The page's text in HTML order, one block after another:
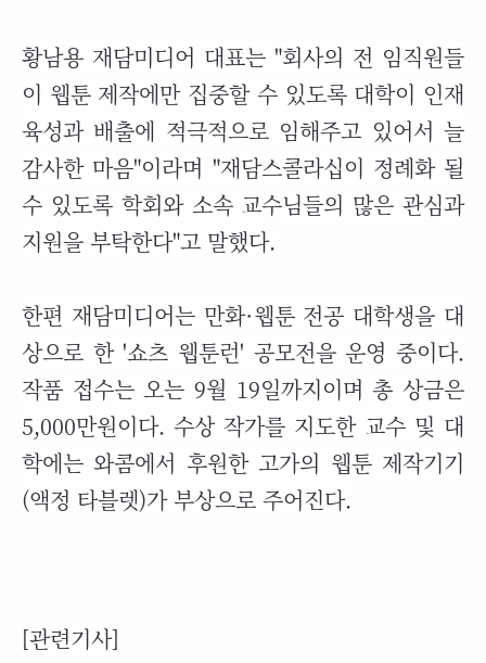
황남용 재담미디어 대표는 "회사의 전 임직원들
이 웹툰 제작에만 집중할 수 있도록 대학이 인재
육성과 배출에 적극적으로 임해주고 있어서 늘
감사한 마음"이라며 "재담스콜라십이 정례화 될
수 있도록 학회와 소속 교수님들의 많은 관심과
지원을 부탁한다"고 말했다.
한편 재담미디어는 만화·웹툰 전공 대학생을 대
상으로 한 '쇼츠 웹툰런' 공모전을 운영 중이다.
작품 접수는 오는 9월 19일까지이며 총 상금은
5,000만원이다. 수상 작가를 지도한 교수 및 대
학에는 와콤에서 후원한 고가의 웹툰 제작기기
(액정 타블렛)가 부상으로 주어진다.
[관련기사]